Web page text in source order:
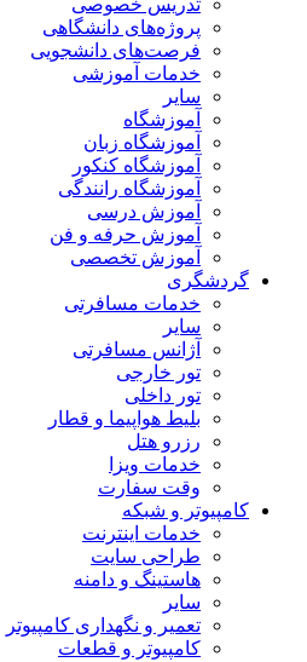
تدریس خصوصی
پروژه‌های دانشگاهی
فرصت‌های دانشجویی
خدمات آموزشی
سایر
آموزشگاه
آموزشگاه زبان
آموزشگاه کنکور
آموزشگاه رانندگی
آموزش درسی
آموزش حرفه و فن
آموزش تخصصی
گردشگری
خدمات مسافرتی
سایر
آژانس مسافرتی
تور خارجی
تور داخلی
بلیط هواپیما و قطار
رزرو هتل
خدمات ویزا
وقت سفارت
کامپیوتر و شبکه
خدمات اینترنت
طراحی سایت
هاستینگ و دامنه
سایر
تعمیر و نگهداری کامپیوتر
کامپیوتر و قطعات